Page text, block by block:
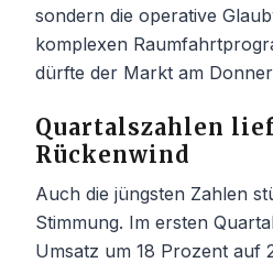
sondern die operative
komplexen
dürfte der Markt am
Quartalszahlen
Rückenwind
Auch die jüngsten Zahlen
Stimmung. Im ersten
Umsatz um 18 Prozent auf